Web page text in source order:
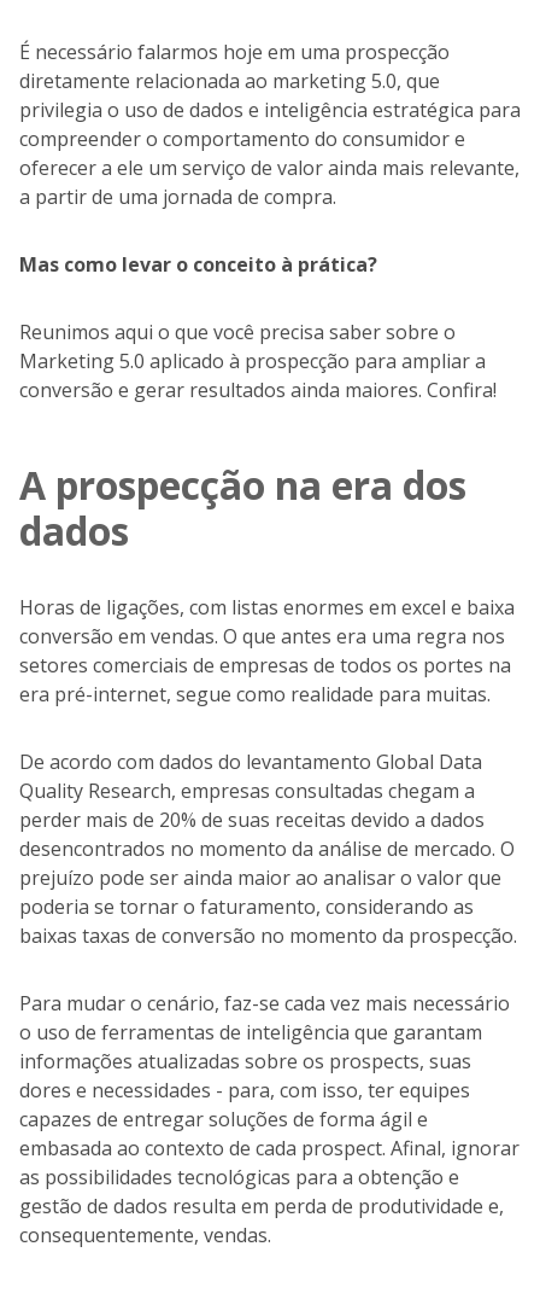
É necessário falarmos hoje em uma prospecção
diretamente relacionada ao marketing 5.0, que
privilegia o uso de dados e inteligência estratégica para
compreender o comportamento do consumidor e
oferecer a ele um serviço de valor ainda mais relevante,
a partir de uma jornada de compra.
Mas como levar o conceito à prática?
Reunimos aqui o que você precisa saber sobre o
Marketing 5.0 aplicado à prospecção para ampliar a
conversão e gerar resultados ainda maiores. Confira!
A prospecção na era dos
dados
Horas de ligações, com listas enormes em excel e baixa
conversão em vendas. O que antes era uma regra nos
setores comerciais de empresas de todos os portes na
era pré-internet, segue como realidade para muitas.
De acordo com dados do levantamento Global Data
Quality Research, empresas consultadas chegam a
perder mais de 20% de suas receitas devido a dados
desencontrados no momento da análise de mercado. O
prejuízo pode ser ainda maior ao analisar o valor que
poderia se tornar o faturamento, considerando as
baixas taxas de conversão no momento da prospecção.
Para mudar o cenário, faz-se cada vez mais necessário
o uso de ferramentas de inteligência que garantam
informações atualizadas sobre os prospects, suas
dores e necessidades - para, com isso, ter equipes
capazes de entregar soluções de forma ágil e
embasada ao contexto de cada prospect. Afinal, ignorar
as possibilidades tecnológicas para a obtenção e
gestão de dados resulta em perda de produtividade e,
consequentemente, vendas.